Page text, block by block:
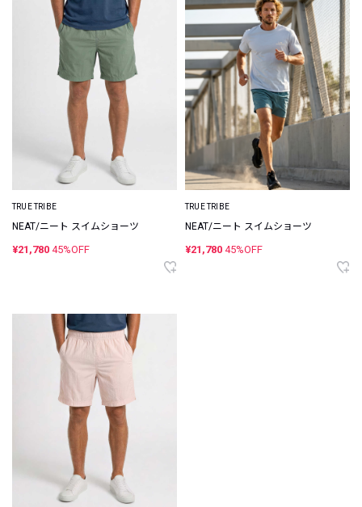
TRUE TRIBE
NEAT/ニート スイムショーツ
¥21,780 45%OFF
TRUE TRIBE
NEAT/ニート スイムショーツ
¥21,780 45%OFF